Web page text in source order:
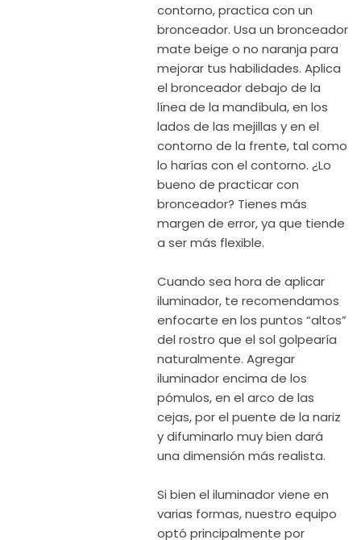
contorno, practica con un
bronceador. Usa un bronceador
mate beige o no naranja para
mejorar tus habilidades. Aplica
el bronceador debajo de la
línea de la mandíbula, en los
lados de las mejillas y en el
contorno de la frente, tal como
lo harías con el contorno. ¿Lo
bueno de practicar con
bronceador? Tienes más
margen de error, ya que tiende
a ser más flexible.
Cuando sea hora de aplicar
iluminador, te recomendamos
enfocarte en los puntos “altos”
del rostro que el sol golpearía
naturalmente. Agregar
iluminador encima de los
pómulos, en el arco de las
cejas, por el puente de la nariz
y difuminarlo muy bien dará
una dimensión más realista.
Si bien el iluminador viene en
varias formas, nuestro equipo
optó principalmente por